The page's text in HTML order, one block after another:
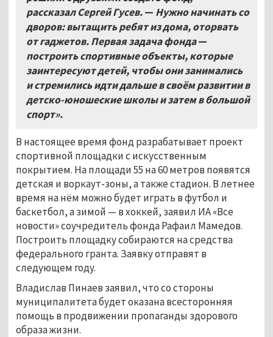
рассказал Сергей Гусев.— Нужно начинать со
дворов: вытащить ребят из дома, оторвать
от гаджетов. Первая задача фонда—
построить спортивные объекты, которые
заинтересуют детей, чтобы они занимались
и стремились идти дальше в своём развитии в
детско-юношеские школы и затем в большой
спорт».
В настоящее время фонд разрабатывает проект
спортивной площадки с искусственным
покрытием. На площади 55 на 60 метров появятся
детская и воркаут-зоны, а также стадион. В летнее
время на нём можно будет играть в футбол и
баскетбол, а зимой — в хоккей, заявил ИА «Все
новости» соучредитель фонда Рафаил Мамедов.
Построить площадку собираются на средства
федерального гранта. Заявку отправят в
следующем году.
Владислав Пинаев заявил, что со стороны
муниципалитета будет оказана всесторонняя
помощь в продвижении пропаганды здорового
образа жизни.